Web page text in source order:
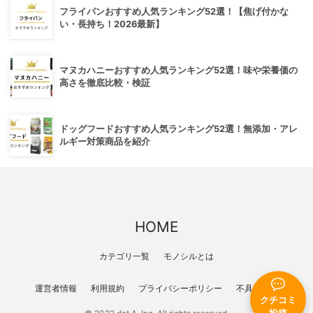
クチコミ
フライパンおすすめ人気ランキング52選！【焦げ付かな
い・長持ち！2026最新】
マヌカハニーおすすめ人気ランキング52選！味や栄養価の
高さを徹底比較・検証
ドッグフードおすすめ人気ランキング52選！無添加・アレ
ルギー対策商品を紹介
HOME
カテゴリ一覧 モノシルとは
運営者情報 利用規約 プライバシーポリシー 不具合報告